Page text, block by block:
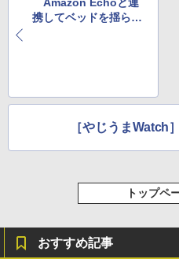
Amazon Echoと連
携してベッドを揺らし
［やじうまWatch
トップペ
おすすめ記事